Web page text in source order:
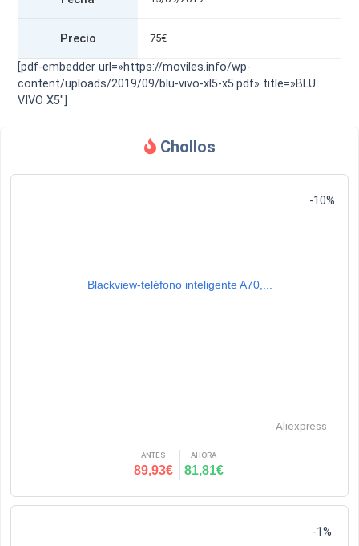
Precio 75€
[pdf-embedder url=»https://moviles.info/wp-
content/uploads/2019/09/blu-vivo-xl5-x5.pdf» title=»BLU
VIVO X5″]
Chollos
Blackview-teléfono inteligente A70,...
Aliexpress
ANTES
89,93€
AHORA
81,81€
-10%
-1%